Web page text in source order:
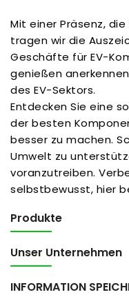
Mit einer Präsenz,
tragen wir die
Geschäfte für EV-
genießen
des EV-Sektors.
Entdecken Sie eine
der besten
besser zu machen.
Umwelt zu
voranzutreiben.
selbstbewusst, hier
Produkte
Unser Unternehmen
INFORMATION